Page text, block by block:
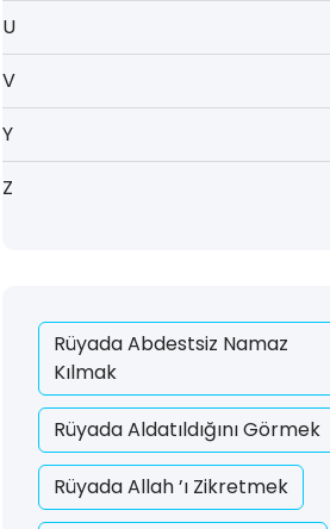
U
V
Y
Z
Rüyada Abdestsiz Namaz
Kılmak
Rüyada Aldatıldığını Görmek
Rüyada Allah ’ı Zikretmek